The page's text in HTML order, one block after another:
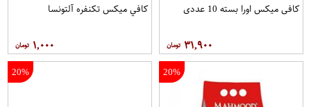
کافی میکس اورا بسته 10 عددی
۳۱,۹۰۰
کافي ميکس تکنفره آلتونسا
۱,۰۰۰
20%
20%